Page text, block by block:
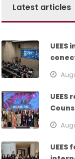
Latest articles